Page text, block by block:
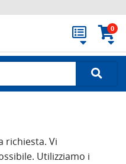
0
richiesta. Vi
Utilizziamo i